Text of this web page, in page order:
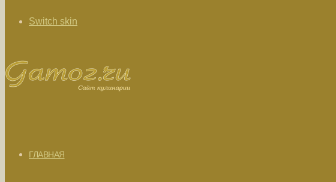
Switch skin
ГЛАВНАЯ